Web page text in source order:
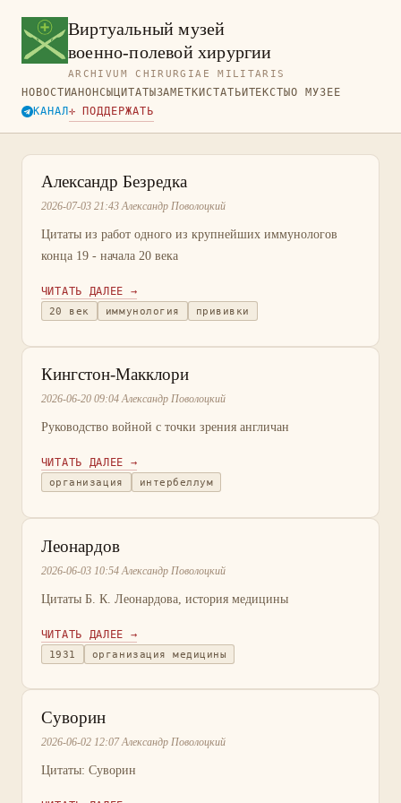
Виртуальный музей
военно-полевой хирургии
ARCHIVUM CHIRURGIAE MILITARIS
НОВОСТИАНОНСЫ ЦИТАТЫ ЗАМЕТКИСТАТЬИТЕКСТЫО МУЗЕЕ
КАНАЛ✛ ПОДДЕРЖАТЬ
Александр Безредка
2026-07-03 21:43 Александр Поволоцкий
Цитаты из работ одного из крупнейших иммунологов
конца 19 - начала 20 века
ЧИТАТЬ ДАЛЕЕ →
20 век иммунология прививки
Кингстон-Макклори
2026-06-20 09:04 Александр Поволоцкий
Руководство войной с точки зрения англичан
ЧИТАТЬ ДАЛЕЕ →
организация интербеллум
Леонардов
2026-06-03 10:54 Александр Поволоцкий
Цитаты Б. К. Леонардова, история медицины
ЧИТАТЬ ДАЛЕЕ →
1931 организация медицины
Суворин
2026-06-02 12:07 Александр Поволоцкий
Цитаты: Суворин